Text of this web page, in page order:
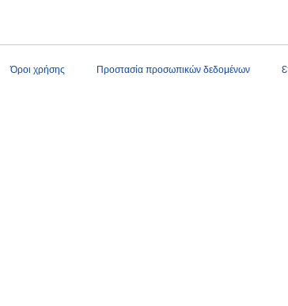
Όροι χρήσης Προστασία προσωπικών δεδομένων